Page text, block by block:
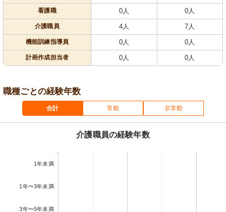
看護職 0人 0人
介護職員 4人 7人
機能訓練指導員 0人 0人
計画作成担当者 0人 0人
職種ごとの経験年数
合計 常勤 非常勤
介護職員の経験年数
1年未満
1年〜3年未満
3年〜5年未満